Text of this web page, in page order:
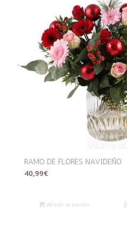
RAMO DE FLORES NAVIDEÑO
40,99€
Añadir al carrito